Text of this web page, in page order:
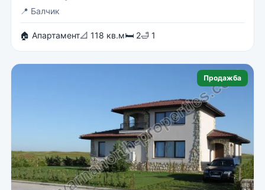
📍 Балчик
🏠 Апартамент📐 118 кв.м🛏 2🛁 1
Продажба